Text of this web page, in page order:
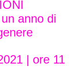
anno di
| ore 11